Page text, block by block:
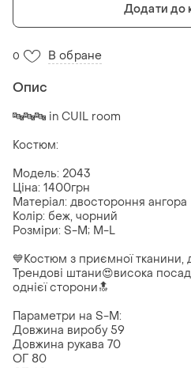
Додати до
0 В обране
Опис
🔤🔤🔤 in CUIL room
Костюм:
Модель: 2043
Ціна: 1400грн
Матеріал: двостороння ангора
Колір: беж, чорний
Розміри: S-М; М-L
💙Костюм з приємної тканини,
Трендові штани😍висока
однієї сторони🔝
Параметри на S-M:
Довжина виробу 59
Довжина рукава 70
ОГ 80